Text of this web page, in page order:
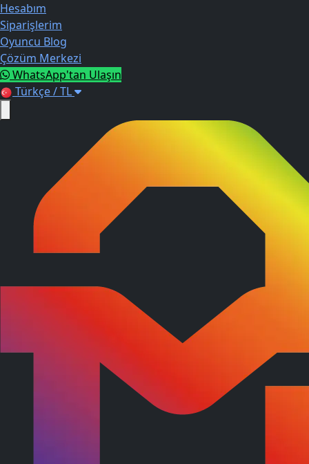
Hesabım
Siparişlerim
Oyuncu Blog
Çözüm Merkezi
WhatsApp'tan Ulaşın
Türkçe / TL